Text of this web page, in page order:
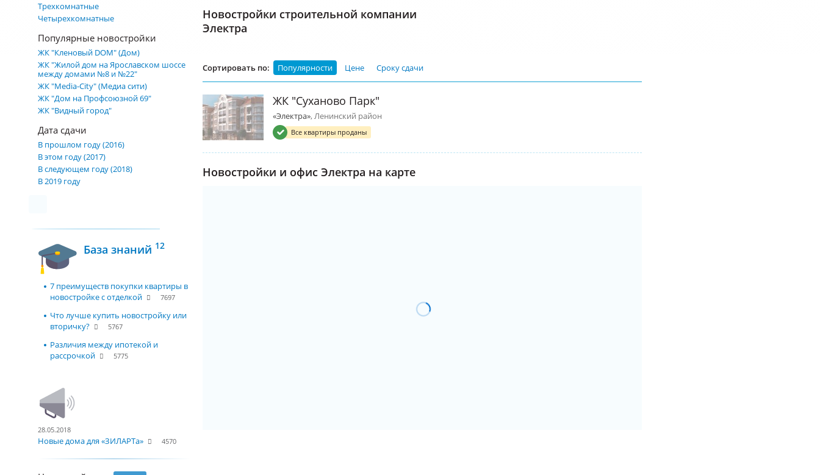
Трехкомнатные
Четырехкомнатные
Популярные новостройки
ЖК "Кленовый DOM" (Дом)
ЖК "Жилой дом на Ярославском шоссе
между домами №8 и №22"
ЖК "Media-City" (Медиа сити)
ЖК "Дом на Профсоюзной 69"
ЖК "Видный город"
Дата сдачи
В прошлом году (2016)
В этом году (2017)
В следующем году (2018)
В 2019 году
База знаний 12
7 преимуществ покупки квартиры в
новостройке с отделкой
7697
Что лучше купить новостройку или
вторичку?
5767
Различия между ипотекой и
рассрочкой
5775
28.05.2018
Новые дома для «ЗИЛАРТа» 4570
Новостройки строительной компании
Электра
Сортировать по: Популярности Цене Сроку сдачи
ЖК "Суханово Парк"
«Электра», Ленинский район
Все квартиры проданы
Новостройки и офис Электра на карте